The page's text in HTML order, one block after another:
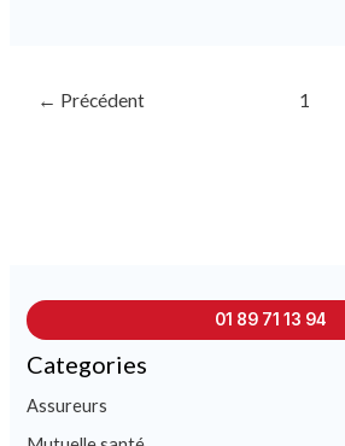
← Précédent 1
01 89 71 13 94
Categories
Assureurs